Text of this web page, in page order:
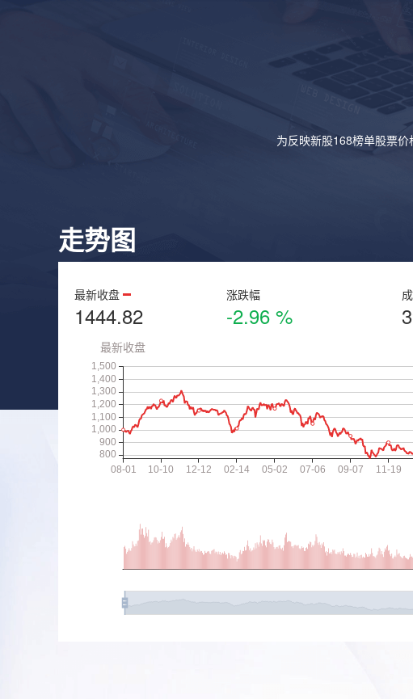
为反映新股168榜单股票
走势图
最新收盘
1444.82
涨跌幅
-2.96 %